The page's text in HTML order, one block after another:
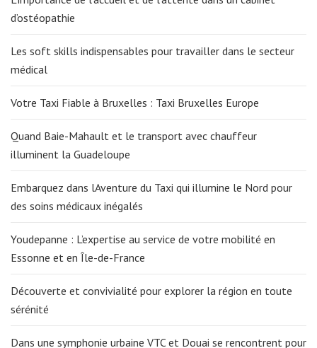
d’ostéopathie
Les soft skills indispensables pour travailler dans le secteur
médical
Votre Taxi Fiable à Bruxelles : Taxi Bruxelles Europe
Quand Baie-Mahault et le transport avec chauffeur
illuminent la Guadeloupe
Embarquez dans lAventure du Taxi qui illumine le Nord pour
des soins médicaux inégalés
Youdepanne : L’expertise au service de votre mobilité en
Essonne et en Île-de-France
Découverte et convivialité pour explorer la région en toute
sérénité
Dans une symphonie urbaine VTC et Douai se rencontrent pour